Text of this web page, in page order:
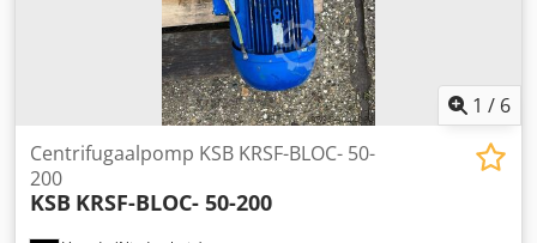
1 / 6
Centrifugaalpomp KSB KRSF-BLOC- 50-
200
KSB KRSF-BLOC- 50-200